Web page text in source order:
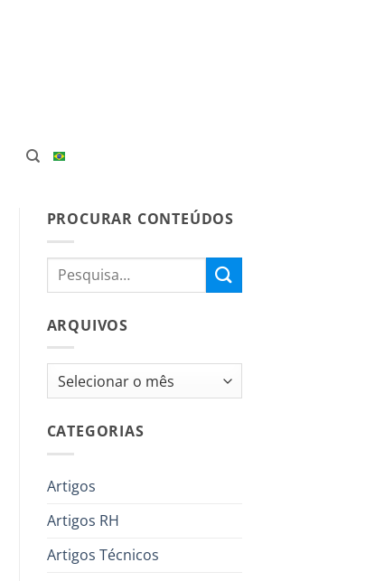
PROCURAR CONTEÚDOS
ARQUIVOS
Arquivos
CATEGORIAS
Artigos
Artigos RH
Artigos Técnicos